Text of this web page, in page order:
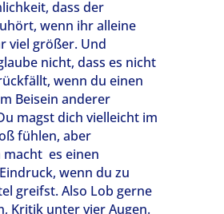
dass der
wenn ihr alleine
viel größer. Und
nicht, dass es nicht
wenn du einen
Beisein anderer
magst dich vielleicht im
fühlen, aber
es einen
wenn du zu
greifst. Also Lob gerne
Kritik unter vier Augen.